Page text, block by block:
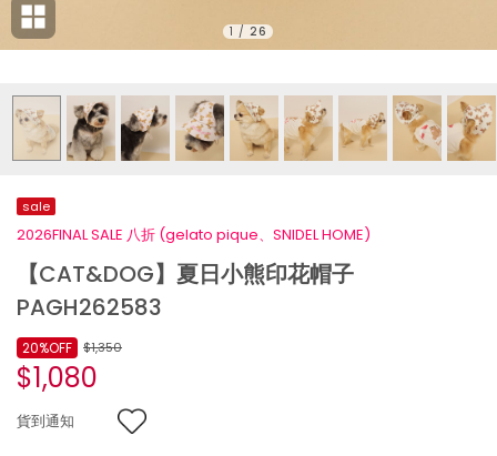
1 / 26
sale
2026FINAL SALE 八折 (gelato pique、SNIDEL HOME)
【CAT&DOG】夏日小熊印花帽子
PAGH262583
$1,350
$1,080
20%OFF
貨到通知